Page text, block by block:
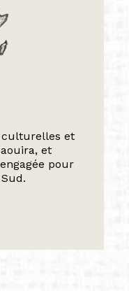
culturelles et
et
pour